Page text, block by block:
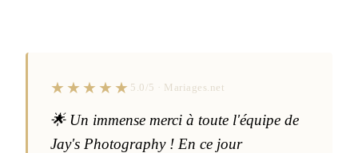
★★★★★ 5.0/5 · Mariages.net
🌟 Un immense merci à toute l'équipe de
Jay's Photography ! En ce jour